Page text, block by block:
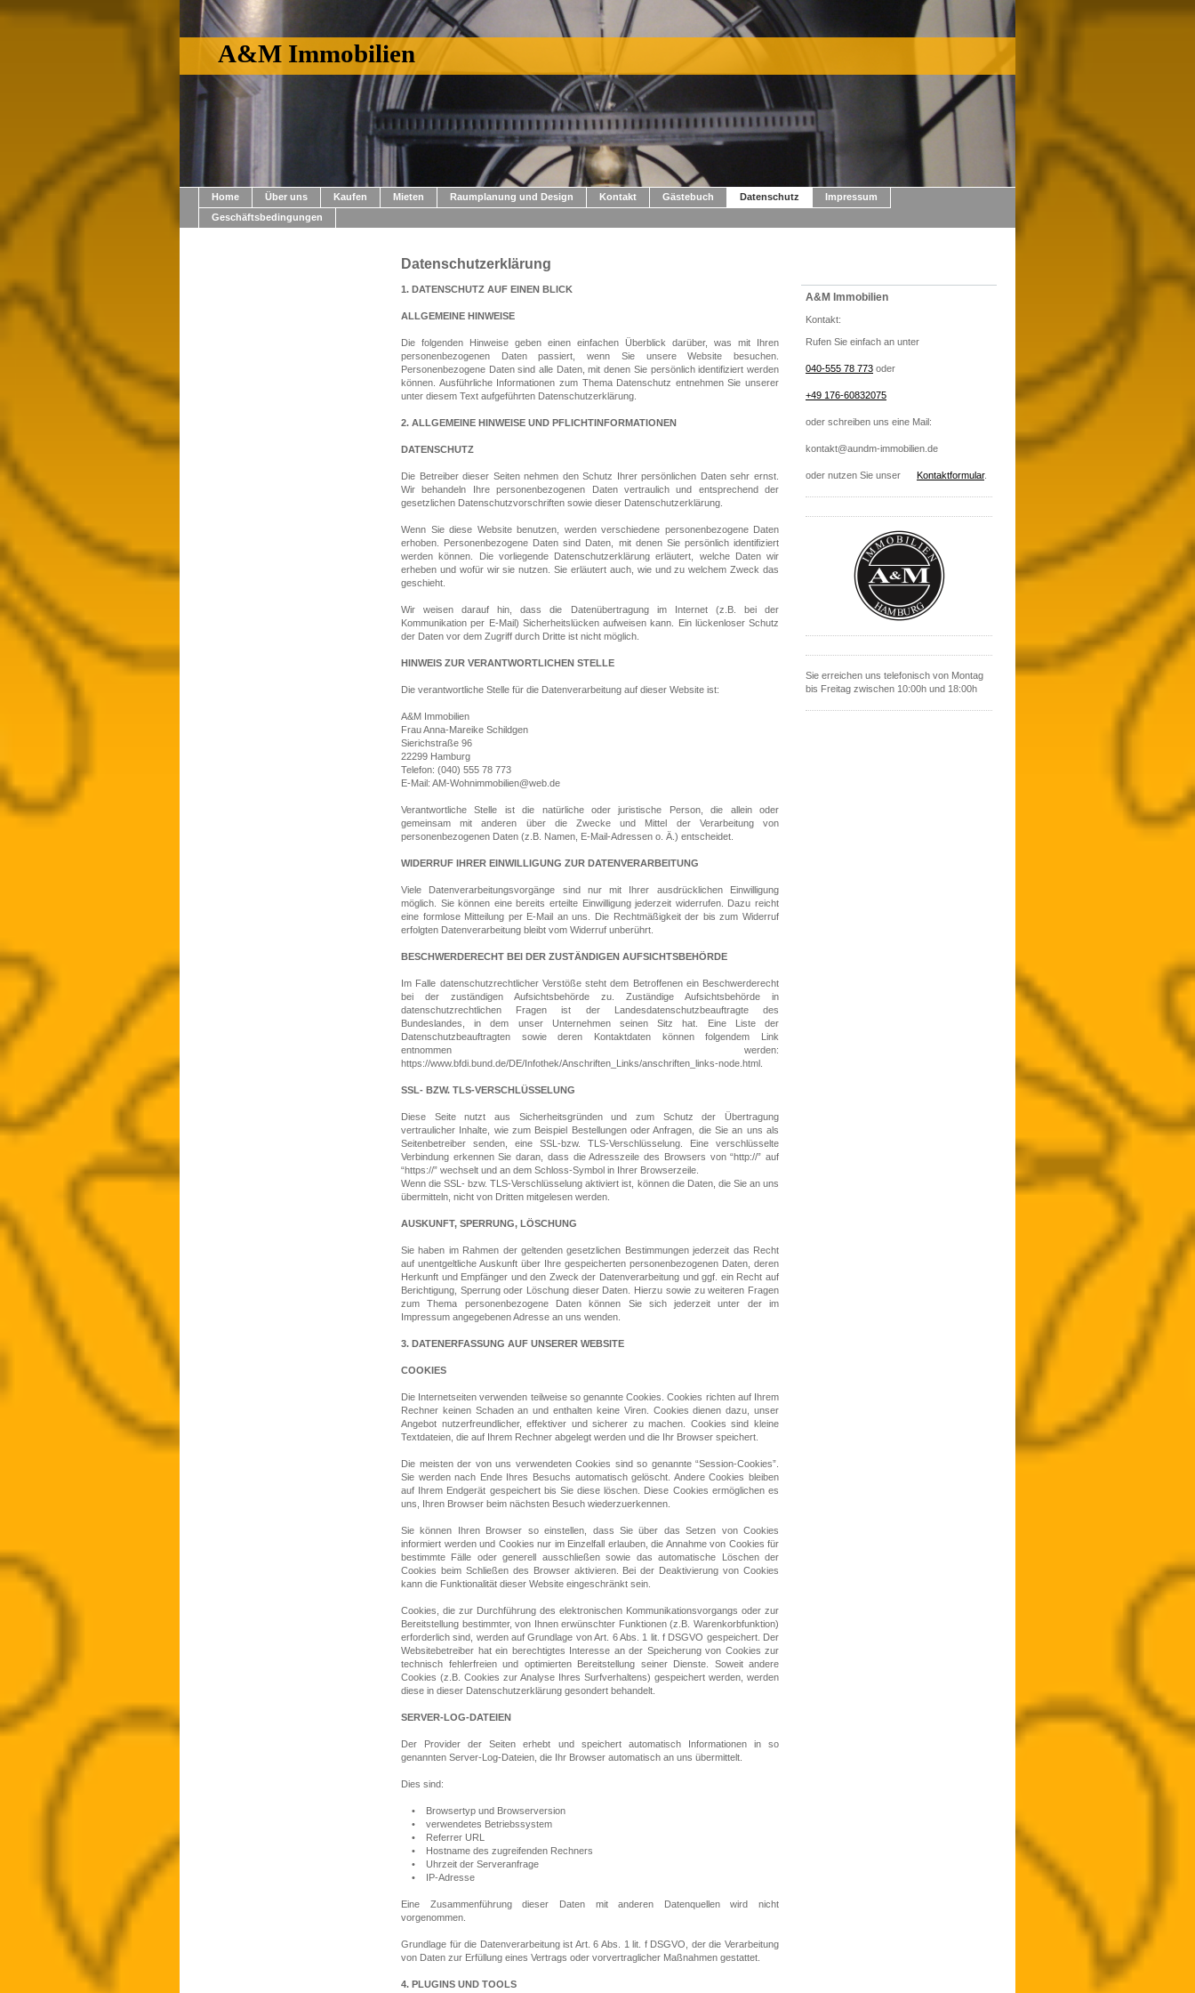
A&M Immobilien
Home Über uns Kaufen Mieten Raumplanung und Design Kontakt Gästebuch Datenschutz
Impressum
Geschäftsbedingungen
Datenschutzerklärung
1. DATENSCHUTZ AUF EINEN BLICK
ALLGEMEINE HINWEISE
Die folgenden Hinweise geben einen einfachen Überblick darüber, was mit Ihren
personenbezogenen Daten passiert, wenn Sie unsere Website besuchen.
Personenbezogene Daten sind alle Daten, mit denen Sie persönlich identifiziert werden
können. Ausführliche Informationen zum Thema Datenschutz entnehmen Sie unserer
unter diesem Text aufgeführten Datenschutzerklärung.
2. ALLGEMEINE HINWEISE UND PFLICHTINFORMATIONEN
DATENSCHUTZ
Die Betreiber dieser Seiten nehmen den Schutz Ihrer persönlichen Daten sehr ernst.
Wir behandeln Ihre personenbezogenen Daten vertraulich und entsprechend der
gesetzlichen Datenschutzvorschriften sowie dieser Datenschutzerklärung.
Wenn Sie diese Website benutzen, werden verschiedene personenbezogene Daten
erhoben. Personenbezogene Daten sind Daten, mit denen Sie persönlich identifiziert
werden können. Die vorliegende Datenschutzerklärung erläutert, welche Daten wir
erheben und wofür wir sie nutzen. Sie erläutert auch, wie und zu welchem Zweck das
geschieht.
Wir weisen darauf hin, dass die Datenübertragung im Internet (z.B. bei der
Kommunikation per E-Mail) Sicherheitslücken aufweisen kann. Ein lückenloser Schutz
der Daten vor dem Zugriff durch Dritte ist nicht möglich.
HINWEIS ZUR VERANTWORTLICHEN STELLE
Die verantwortliche Stelle für die Datenverarbeitung auf dieser Website ist:
A&M Immobilien
Frau Anna-Mareike Schildgen
Sierichstraße 96
22299 Hamburg
Telefon: (040) 555 78 773
E-Mail: AM-Wohnimmobilien@web.de
Verantwortliche Stelle ist die natürliche oder juristische Person, die allein oder
gemeinsam mit anderen über die Zwecke und Mittel der Verarbeitung von
personenbezogenen Daten (z.B. Namen, E-Mail-Adressen o. Ä.) entscheidet.
WIDERRUF IHRER EINWILLIGUNG ZUR DATENVERARBEITUNG
Viele Datenverarbeitungsvorgänge sind nur mit Ihrer ausdrücklichen Einwilligung
möglich. Sie können eine bereits erteilte Einwilligung jederzeit widerrufen. Dazu reicht
eine formlose Mitteilung per E-Mail an uns. Die Rechtmäßigkeit der bis zum Widerruf
erfolgten Datenverarbeitung bleibt vom Widerruf unberührt.
BESCHWERDERECHT BEI DER ZUSTÄNDIGEN AUFSICHTSBEHÖRDE
Im Falle datenschutzrechtlicher Verstöße steht dem Betroffenen ein Beschwerderecht
bei der zuständigen Aufsichtsbehörde zu. Zuständige Aufsichtsbehörde in
datenschutzrechtlichen Fragen ist der Landesdatenschutzbeauftragte des
Bundeslandes, in dem unser Unternehmen seinen Sitz hat. Eine Liste der
Datenschutzbeauftragten sowie deren Kontaktdaten können folgendem Link
entnommen werden:
https://www.bfdi.bund.de/DE/Infothek/Anschriften_Links/anschriften_links-node.html.
SSL- BZW. TLS-VERSCHLÜSSELUNG
Diese Seite nutzt aus Sicherheitsgründen und zum Schutz der Übertragung
vertraulicher Inhalte, wie zum Beispiel Bestellungen oder Anfragen, die Sie an uns als
Seitenbetreiber senden, eine SSL-bzw. TLS-Verschlüsselung. Eine verschlüsselte
Verbindung erkennen Sie daran, dass die Adresszeile des Browsers von “http://” auf
“https://” wechselt und an dem Schloss-Symbol in Ihrer Browserzeile.
Wenn die SSL- bzw. TLS-Verschlüsselung aktiviert ist, können die Daten, die Sie an uns
übermitteln, nicht von Dritten mitgelesen werden.
AUSKUNFT, SPERRUNG, LÖSCHUNG
Sie haben im Rahmen der geltenden gesetzlichen Bestimmungen jederzeit das Recht
auf unentgeltliche Auskunft über Ihre gespeicherten personenbezogenen Daten, deren
Herkunft und Empfänger und den Zweck der Datenverarbeitung und ggf. ein Recht auf
Berichtigung, Sperrung oder Löschung dieser Daten. Hierzu sowie zu weiteren Fragen
zum Thema personenbezogene Daten können Sie sich jederzeit unter der im
Impressum angegebenen Adresse an uns wenden.
3. DATENERFASSUNG AUF UNSERER WEBSITE
COOKIES
Die Internetseiten verwenden teilweise so genannte Cookies. Cookies richten auf Ihrem
Rechner keinen Schaden an und enthalten keine Viren. Cookies dienen dazu, unser
Angebot nutzerfreundlicher, effektiver und sicherer zu machen. Cookies sind kleine
Textdateien, die auf Ihrem Rechner abgelegt werden und die Ihr Browser speichert.
Die meisten der von uns verwendeten Cookies sind so genannte “Session-Cookies”.
Sie werden nach Ende Ihres Besuchs automatisch gelöscht. Andere Cookies bleiben
auf Ihrem Endgerät gespeichert bis Sie diese löschen. Diese Cookies ermöglichen es
uns, Ihren Browser beim nächsten Besuch wiederzuerkennen.
Sie können Ihren Browser so einstellen, dass Sie über das Setzen von Cookies
informiert werden und Cookies nur im Einzelfall erlauben, die Annahme von Cookies für
bestimmte Fälle oder generell ausschließen sowie das automatische Löschen der
Cookies beim Schließen des Browser aktivieren. Bei der Deaktivierung von Cookies
kann die Funktionalität dieser Website eingeschränkt sein.
Cookies, die zur Durchführung des elektronischen Kommunikationsvorgangs oder zur
Bereitstellung bestimmter, von Ihnen erwünschter Funktionen (z.B. Warenkorbfunktion)
erforderlich sind, werden auf Grundlage von Art. 6 Abs. 1 lit. f DSGVO gespeichert. Der
Websitebetreiber hat ein berechtigtes Interesse an der Speicherung von Cookies zur
technisch fehlerfreien und optimierten Bereitstellung seiner Dienste. Soweit andere
Cookies (z.B. Cookies zur Analyse Ihres Surfverhaltens) gespeichert werden, werden
diese in dieser Datenschutzerklärung gesondert behandelt.
SERVER-LOG-DATEIEN
Der Provider der Seiten erhebt und speichert automatisch Informationen in so
genannten Server-Log-Dateien, die Ihr Browser automatisch an uns übermittelt.
Dies sind:
• Browsertyp und Browserversion
• verwendetes Betriebssystem
• Referrer URL
• Hostname des zugreifenden Rechners
• Uhrzeit der Serveranfrage
• IP-Adresse
Eine Zusammenführung dieser Daten mit anderen Datenquellen wird nicht
vorgenommen.
Grundlage für die Datenverarbeitung ist Art. 6 Abs. 1 lit. f DSGVO, der die Verarbeitung
von Daten zur Erfüllung eines Vertrags oder vorvertraglicher Maßnahmen gestattet.
4. PLUGINS UND TOOLS
A&M Immobilien
Kontakt:
Rufen Sie einfach an unter
040-555 78 773 oder
+49 176-60832075
oder schreiben uns eine Mail:
kontakt@aundm-immobilien.de
oder nutzen Sie unser Kontaktformular.
Sie erreichen uns telefonisch von Montag
bis Freitag zwischen 10:00h und 18:00h